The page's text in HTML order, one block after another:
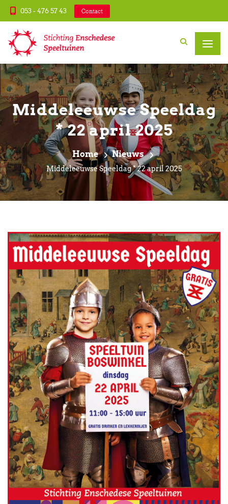
053 - 476 57 43 Contact
Middeleeuwse Speeldag
* 22 april 2025
Home Nieuws
Middeleeuwse Speeldag * 22 april 2025